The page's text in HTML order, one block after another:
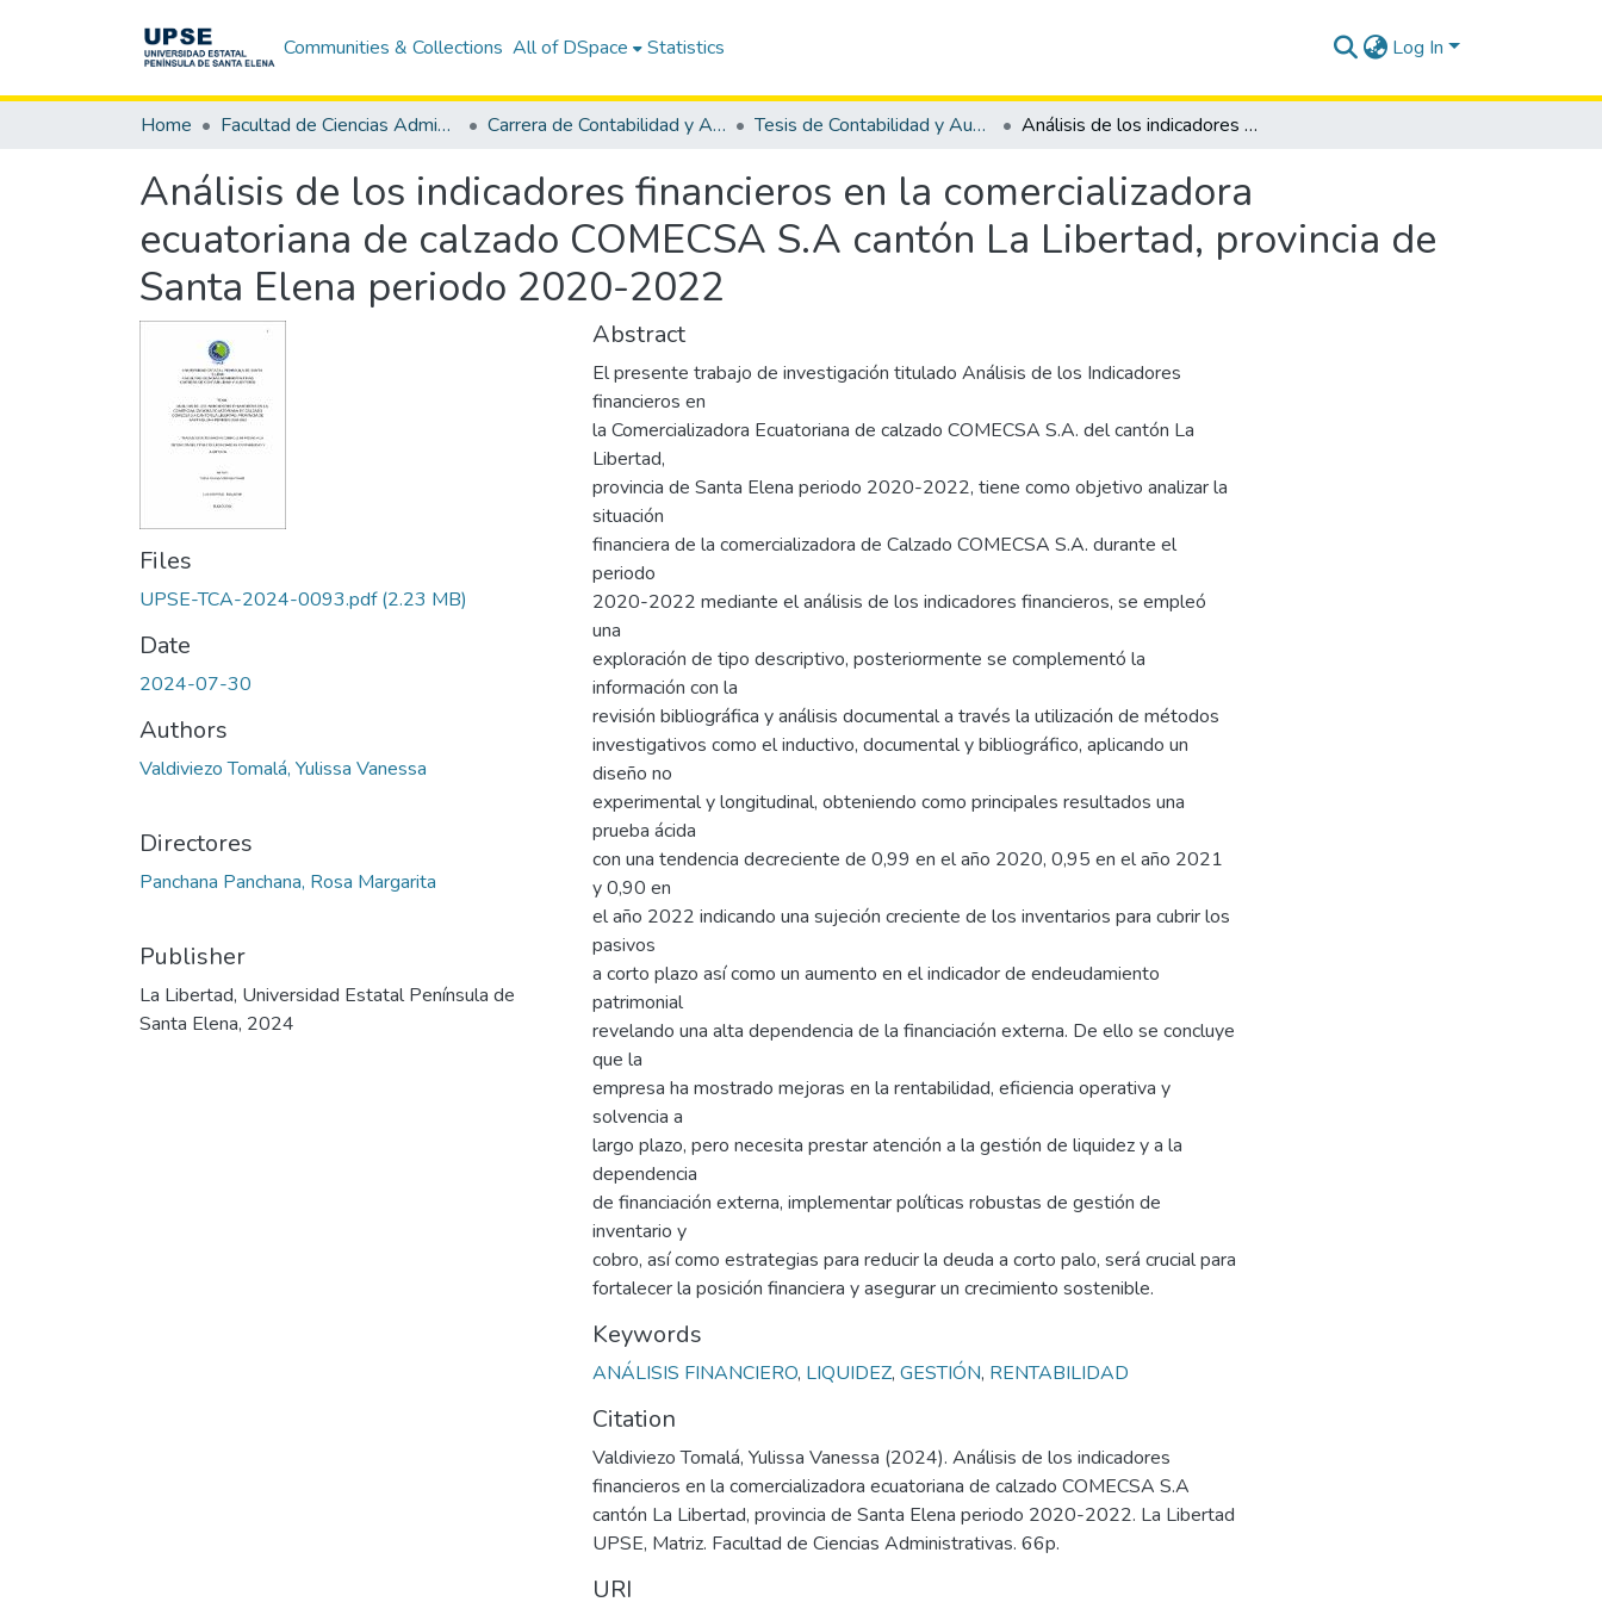
Communities & Collections All of DSpace Statistics Log In
Home Facultad de Ciencias Administrativas Carrera de Contabilidad y Auditoría Tesis de Contabilidad y Auditoría Análisis de los indicadores financieros en la comercializadora ecuatoriana de calzado COMECSA S.A cantón La Libertad, provincia de Santa Elena periodo 2020-2022
Análisis de los indicadores financieros en la comercializadora
ecuatoriana de calzado COMECSA S.A cantón La Libertad, provincia de
Santa Elena periodo 2020-2022
Files
UPSE-TCA-2024-0093.pdf(2.23 MB)
Date
2024-07-30
Authors
Valdiviezo Tomalá, Yulissa Vanessa
Directores
Panchana Panchana, Rosa Margarita
Publisher
La Libertad, Universidad Estatal Península de
Santa Elena, 2024
Abstract
El presente trabajo de investigación titulado Análisis de los Indicadores
financieros en
la Comercializadora Ecuatoriana de calzado COMECSA S.A. del cantón La
Libertad,
provincia de Santa Elena periodo 2020-2022, tiene como objetivo analizar la
situación
financiera de la comercializadora de Calzado COMECSA S.A. durante el
periodo
2020-2022 mediante el análisis de los indicadores financieros, se empleó
una
exploración de tipo descriptivo, posteriormente se complementó la
información con la
revisión bibliográfica y análisis documental a través la utilización de métodos
investigativos como el inductivo, documental y bibliográfico, aplicando un
diseño no
experimental y longitudinal, obteniendo como principales resultados una
prueba ácida
con una tendencia decreciente de 0,99 en el año 2020, 0,95 en el año 2021
y 0,90 en
el año 2022 indicando una sujeción creciente de los inventarios para cubrir los
pasivos
a corto plazo así como un aumento en el indicador de endeudamiento
patrimonial
revelando una alta dependencia de la financiación externa. De ello se concluye
que la
empresa ha mostrado mejoras en la rentabilidad, eficiencia operativa y
solvencia a
largo plazo, pero necesita prestar atención a la gestión de liquidez y a la
dependencia
de financiación externa, implementar políticas robustas de gestión de
inventario y
cobro, así como estrategias para reducir la deuda a corto palo, será crucial para
fortalecer la posición financiera y asegurar un crecimiento sostenible.
Keywords
ANÁLISIS FINANCIERO, LIQUIDEZ, GESTIÓN, RENTABILIDAD
Citation
Valdiviezo Tomalá, Yulissa Vanessa (2024). Análisis de los indicadores
financieros en la comercializadora ecuatoriana de calzado COMECSA S.A
cantón La Libertad, provincia de Santa Elena periodo 2020-2022. La Libertad
UPSE, Matriz. Facultad de Ciencias Administrativas. 66p.
URI